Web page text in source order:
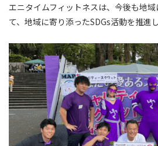
エニタイムフィットネスは、今後も地
て、地域に寄り添ったSDGs活動を推進